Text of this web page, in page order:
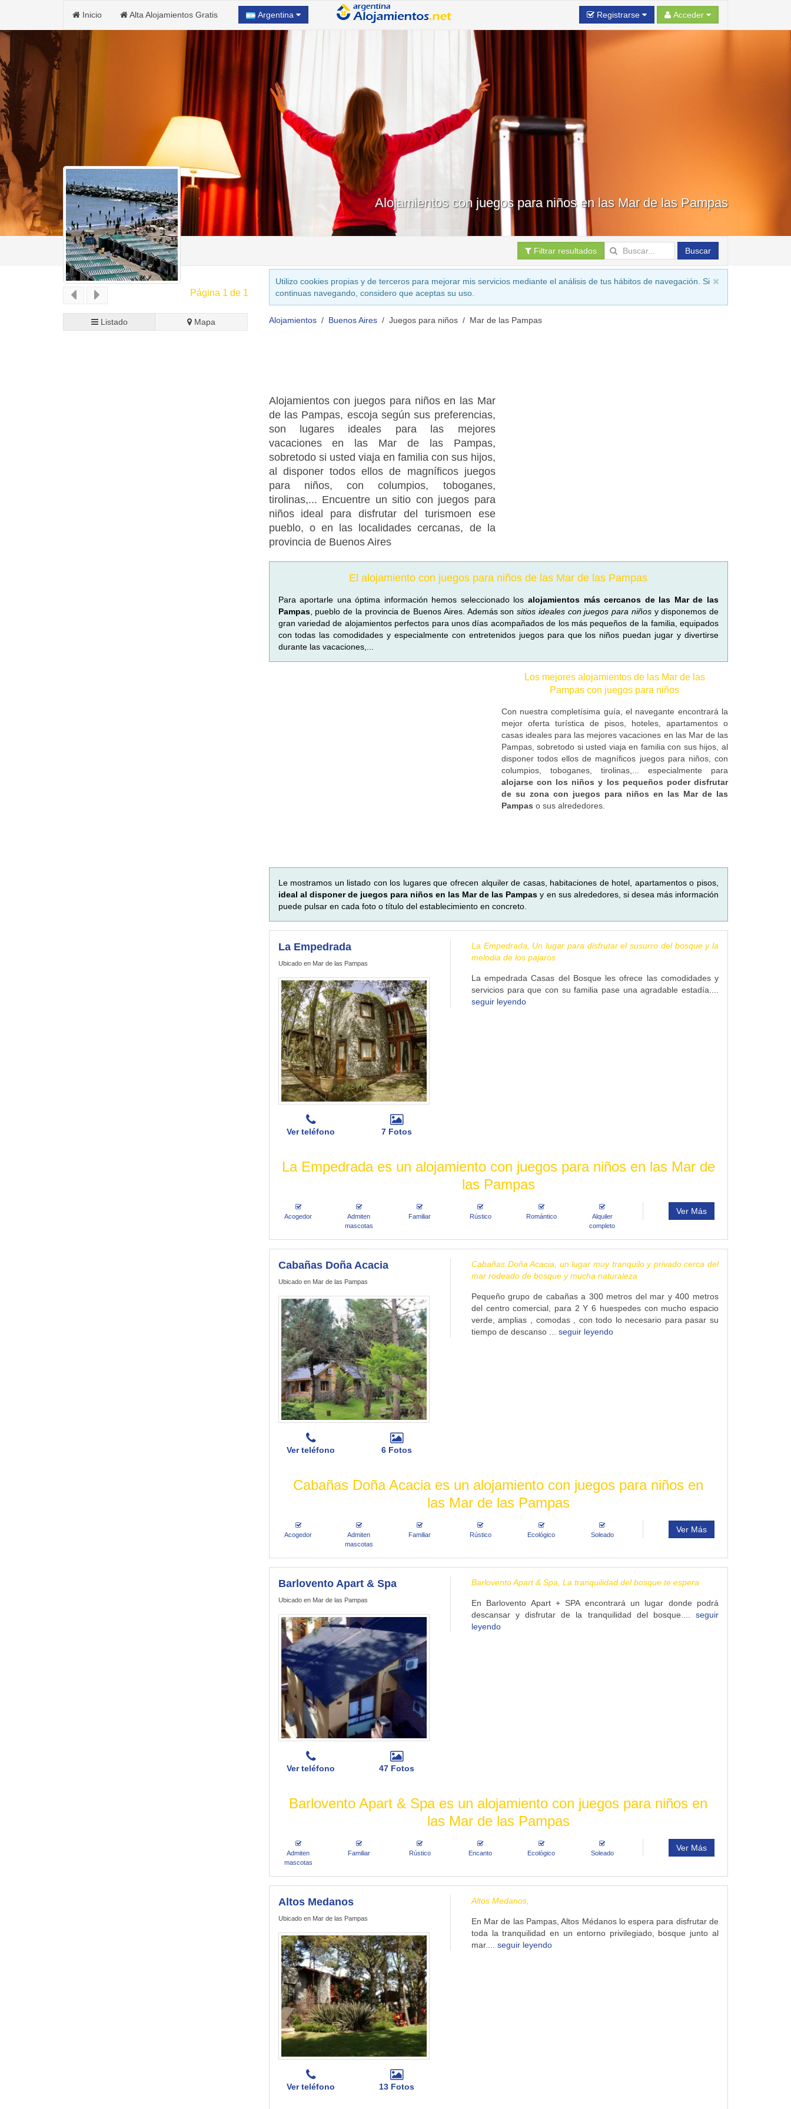
Inicio Alta Alojamientos Gratis Argentina Registrarse Acceder
Alojamientos con juegos para niños en las Mar de las Pampas
Filtrar resultados Buscar
Página 1 de 1
Listado Mapa
Utilizo cookies propias y de terceros para mejorar mis servicios mediante el análisis de tus hábitos de navegación. Si
continuas navegando, considero que aceptas su uso.
Alojamientos Buenos Aires Juegos para niños Mar de las Pampas
Alojamientos con juegos para niños en las Mar
de las Pampas, escoja según sus preferencias,
son lugares ideales para las mejores
vacaciones en las Mar de las Pampas,
sobretodo si usted viaja en familia con sus hijos,
al disponer todos ellos de magníficos juegos
para niños, con columpios, toboganes,
tirolinas,... Encuentre un sitio con juegos para
niños ideal para disfrutar del turismoen ese
pueblo, o en las localidades cercanas, de la
provincia de Buenos Aires
El alojamiento con juegos para niños de las Mar de las Pampas
Para aportarle una óptima información hemos seleccionado losalojamientos más cercanos de las Mar de las
Pampas, pueblo de la provincia de Buenos Aires. Además son sitios ideales con juegos para niñosy disponemos de
gran variedad de alojamientos perfectos para unos días acompañados de los más pequeños de la familia, equipados
con todas las comodidades y especialmente con entretenidos juegos para que los niños puedan jugar y divertirse
durante las vacaciones,...
Los mejores alojamientos de las Mar de las
Pampas con juegos para niños
Con nuestra completísima guía, el navegante encontrará la
mejor oferta turística de pisos, hoteles, apartamentos o
casas ideales para las mejores vacaciones en las Mar de las
Pampas, sobretodo si usted viaja en familia con sus hijos, al
disponer todos ellos de magníficos juegos para niños, con
columpios, toboganes, tirolinas,... especialmente para
alojarse con los niños y los pequeños poder disfrutar
de su zona con juegos para niños en las Mar de las
Pampas o sus alrededores.
Le mostramos un listado con los lugares que ofrecen alquiler de casas, habitaciones de hotel, apartamentos o pisos,
ideal al disponer de juegos para niños en las Mar de las Pampas y en sus alrededores, si desea más información
puede pulsar en cada foto o título del establecimiento en concreto.
La Empedrada
Ubicado en Mar de las Pampas
Ver teléfono 7 Fotos
La Empedrada, Un lugar para disfrutar el susurro del bosque y la
melodia de los pajaros
La empedrada Casas del Bosque les ofrece las comodidades y
servicios para que con su familia pase una agradable estadía....
seguir leyendo
La Empedrada es un alojamiento con juegos para niños en las Mar de
las Pampas
Acogedor
Admiten
mascotas
Familiar Rústico Romántico
Alquiler
completo
Ver Más
Cabañas Doña Acacia
Ubicado en Mar de las Pampas
Ver teléfono 6 Fotos
Cabañas Doña Acacia, un lugar muy tranquilo y privado cerca del
mar rodeado de bosque y mucha naturaleza
Pequeño grupo de cabañas a 300 metros del mar y 400 metros
del centro comercial, para 2 Y 6 huespedes con mucho espacio
verde, amplias , comodas , con todo lo necesario para pasar su
tiempo de descanso ... seguir leyendo
Cabañas Doña Acacia es un alojamiento con juegos para niños en
las Mar de las Pampas
Acogedor
Admiten
mascotas
Familiar Rústico Ecológico Soleado
Ver Más
Barlovento Apart & Spa
Ubicado en Mar de las Pampas
Ver teléfono 47 Fotos
Barlovento Apart & Spa, La tranquilidad del bosque te espera
En Barlovento Apart + SPA encontrará un lugar donde podrá
descansar y disfrutar de la tranquilidad del bosque.... seguir
leyendo
Barlovento Apart & Spa es un alojamiento con juegos para niños en
las Mar de las Pampas
Admiten
mascotas
Familiar Rústico Encanto Ecológico Soleado
Ver Más
Altos Medanos
Ubicado en Mar de las Pampas
Ver teléfono 13 Fotos
Altos Medanos,
En Mar de las Pampas, Altos Médanos lo espera para disfrutar de
toda la tranquilidad en un entorno privilegiado, bosque junto al
mar.... seguir leyendo